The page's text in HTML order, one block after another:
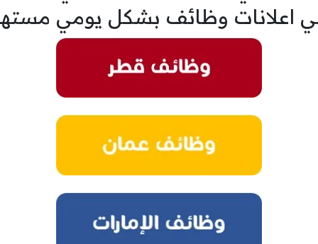
اعلانات وظائف بشكل يومي